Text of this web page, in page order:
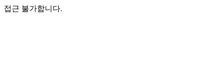
접근 불가합니다.